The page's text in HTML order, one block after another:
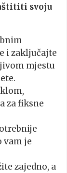
svoju
i zaključajte
mjestu
za fiksne
vam je
zajedno, a